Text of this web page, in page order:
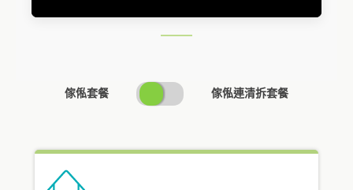
傢俬套餐
SWITCH
PRICING
傢俬連清拆套餐